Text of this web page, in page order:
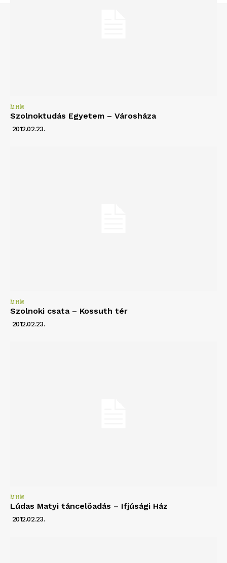
MHM
Szolnoktudás Egyetem – Városháza
2012.02.23.
MHM
Szolnoki csata – Kossuth tér
2012.02.23.
MHM
Lúdas Matyi táncelőadás – Ifjúsági Ház
2012.02.23.